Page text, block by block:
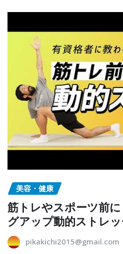
美容・健康
筋トレやスポーツ前
グアップ動的ストレッ
pikakichi2015@gmail.com